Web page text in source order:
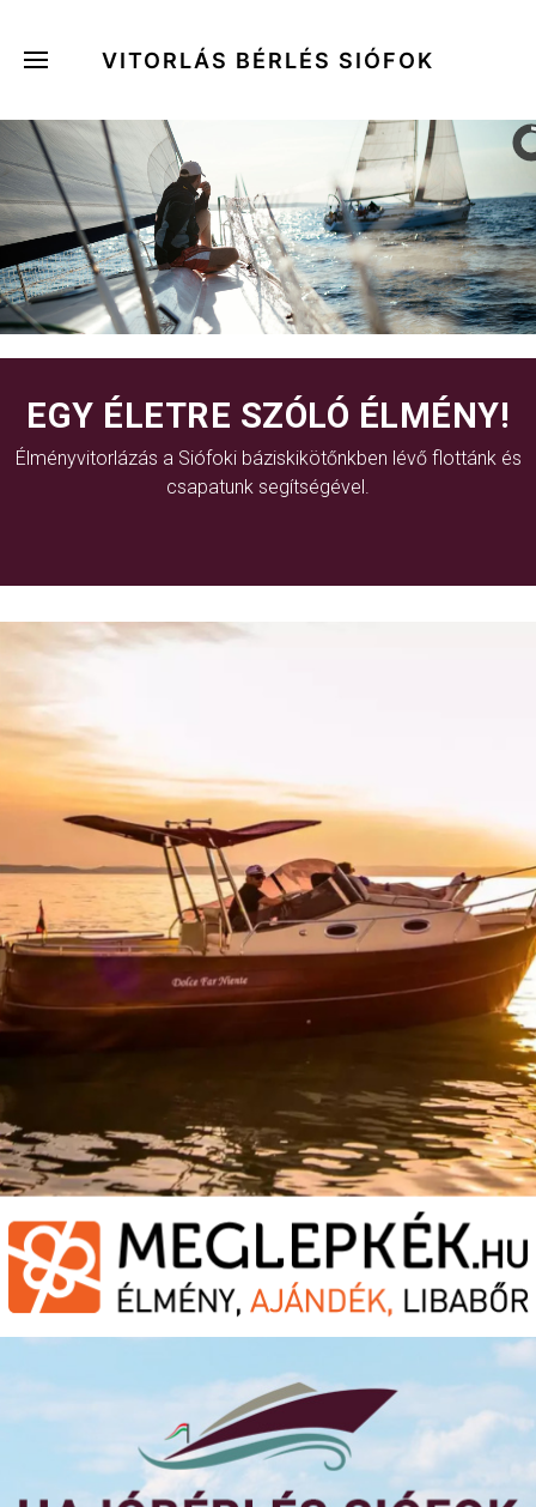
VITORLÁS BÉRLÉS SIÓFOK
EGY ÉLETRE SZÓLÓ ÉLMÉNY!
Élményvitorlázás a Siófoki báziskikötőnkben lévő flottánk és
csapatunk segítségével.